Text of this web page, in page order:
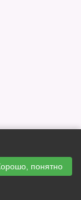
понятно
информации